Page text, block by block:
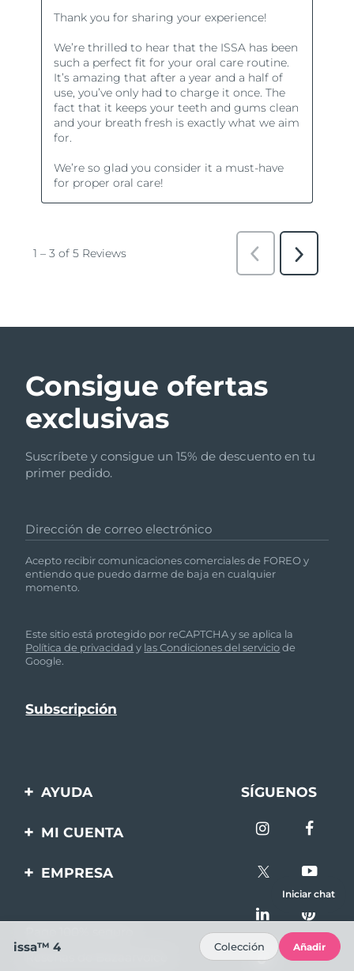
Consigue ofertas
exclusivas
Suscríbete y consigue un 15% de descuento en tu
primer pedido.
Dirección de correo electrónico
Acepto recibir comunicaciones comerciales de FOREO y
entiendo que puedo darme de baja en cualquier
momento.
Este sitio está protegido por reCAPTCHA y se aplica la
Política de privacidad y las Condiciones del serviciode
Google.
AYUDA
Contáctanos
Información de la
SÍGUENOS
MI CUENTA
Registro de productos
EMPRESA
Iniciar chat
issa™ 4 Colección Añadir